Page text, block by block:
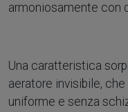
armoniosamente con
Una caratteristica
aeratore invisibile,
uniforme e senza